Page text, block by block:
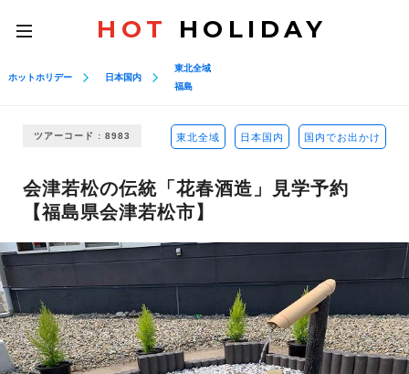
toggle
navigation
HOT HOLIDAY
ホットホリデー 日本国内
東北全域
福島
ツアーコード : 8983 東北全域 日本国内 国内でお出かけ
会津若松の伝統「花春酒造」見学予約
【福島県会津若松市】